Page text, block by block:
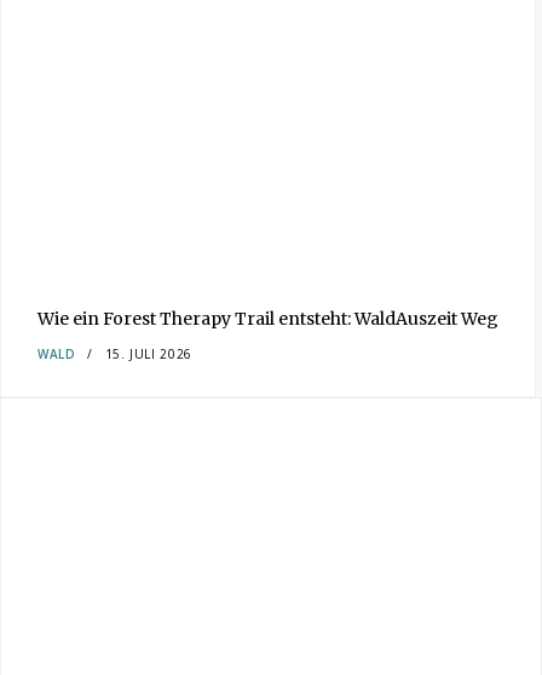
Wie ein Forest Therapy Trail entsteht: WaldAuszeit Weg
WALD 15. JULI 2026